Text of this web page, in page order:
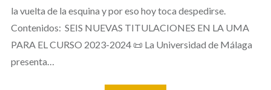
la vuelta de la esquina y por eso hoy toca despedirse.
Contenidos: SEIS NUEVAS TITULACIONES EN LA UMA
PARA EL CURSO 2023-2024 📜 La Universidad de Málaga
presenta…